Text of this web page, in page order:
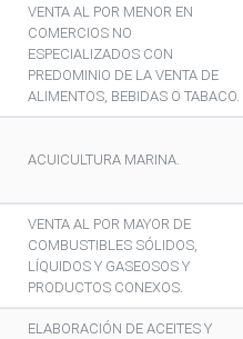
VENTA AL POR MENOR EN
COMERCIOS NO
ESPECIALIZADOS CON
PREDOMINIO DE LA VENTA DE
ALIMENTOS, BEBIDAS O TABACO.
ACUICULTURA MARINA.
VENTA AL POR MAYOR DE
COMBUSTIBLES SÓLIDOS,
LÍQUIDOS Y GASEOSOS Y
PRODUCTOS CONEXOS.
ELABORACIÓN DE ACEITES Y